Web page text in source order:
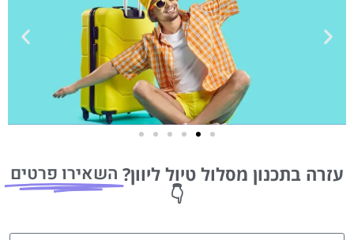
מציאת
לחצו
עזרה בתכנון מסלול טיול ליוון? השאירו פרטים
👇